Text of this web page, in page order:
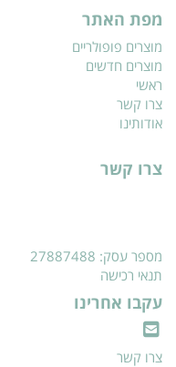
מפת האתר
מוצרים פופולריים
מוצרים חדשים
ראשי
צרו קשר
אודותינו
צרו קשר
מספר עסק: 27887488
תנאי רכישה
עקבו אחרינו
צרו קשר